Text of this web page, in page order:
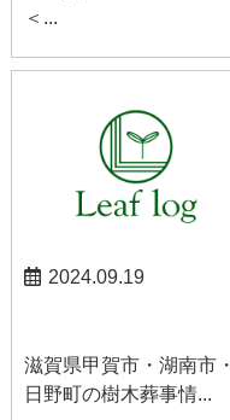
＜...
2024.09.19
滋賀県甲賀市・湖南市・
日野町の樹木葬事情...